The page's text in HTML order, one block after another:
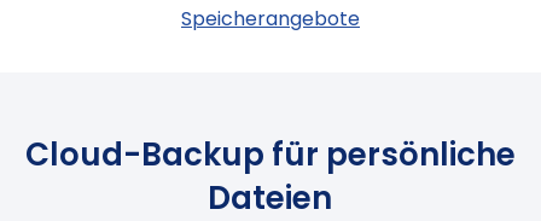
Speicherangebote
Cloud-Backup für persönliche
Dateien